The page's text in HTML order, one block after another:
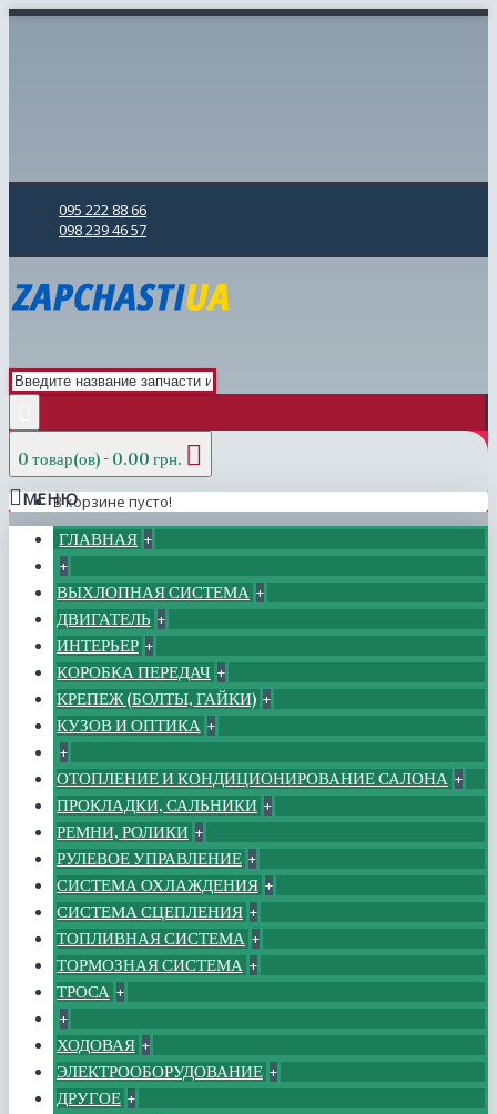
095 222 88 66
098 239 46 57
0 товар(ов) - 0.00 грн.
В корзине пусто!
МЕНЮ
ГЛАВНАЯ +
+
ВЫХЛОПНАЯ СИСТЕМА +
ДВИГАТЕЛЬ +
ИНТЕРЬЕР +
КОРОБКА ПЕРЕДАЧ +
КРЕПЕЖ (БОЛТЫ, ГАЙКИ) +
КУЗОВ И ОПТИКА +
+
ОТОПЛЕНИЕ И КОНДИЦИОНИРОВАНИЕ САЛОНА +
ПРОКЛАДКИ, САЛЬНИКИ +
РЕМНИ, РОЛИКИ +
РУЛЕВОЕ УПРАВЛЕНИЕ +
СИСТЕМА ОХЛАЖДЕНИЯ +
СИСТЕМА СЦЕПЛЕНИЯ +
ТОПЛИВНАЯ СИСТЕМА +
ТОРМОЗНАЯ СИСТЕМА +
ТРОСА +
+
ХОДОВАЯ +
ЭЛЕКТРООБОРУДОВАНИЕ +
ДРУГОЕ +